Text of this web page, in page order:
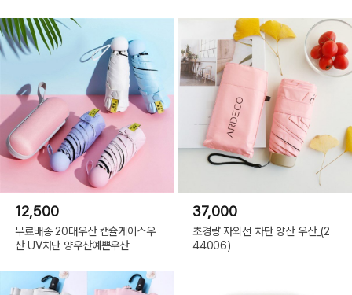
12,500
무료배송 20대우산 캡슐케이스우
산 UV차단 양우산예쁜우산
37,000
초경량 자외선 차단 양산 우산_(2
44006)